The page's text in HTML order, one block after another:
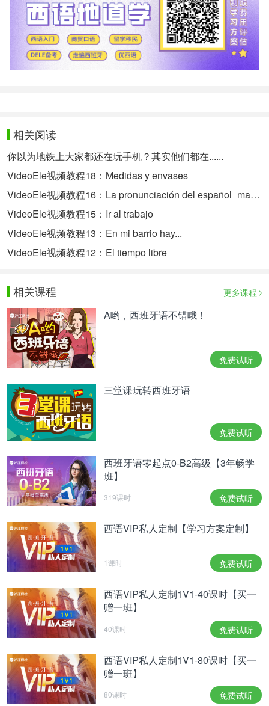
相关阅读
你以为地铁上大家都还在玩手机？其实他们都在......
VideoEle视频教程18：Medidas y envases
VideoEle视频教程16：La pronunciación del español_marca
VideoEle视频教程15：Ir al trabajo
VideoEle视频教程13：En mi barrio hay...
VideoEle视频教程12：El tiempo libre
相关课程 更多课程
A哟，西班牙语不错哦！
免费试听
三堂课玩转西班牙语
免费试听
西班牙语零起点0-B2高级【3年畅学
班】
319课时 免费试听
西语VIP私人定制【学习方案定制】
1课时 免费试听
西语VIP私人定制1V1-40课时【买一
赠一班】
40课时 免费试听
西语VIP私人定制1V1-80课时【买一
赠一班】
80课时 免费试听